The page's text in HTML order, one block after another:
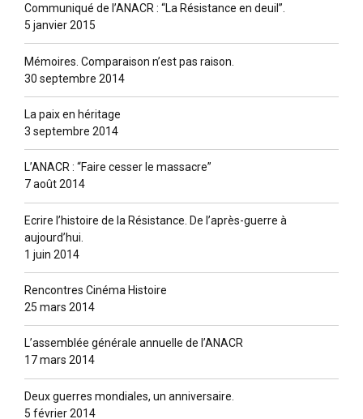
Communiqué de l’ANACR : “La Résistance en deuil”.
5 janvier 2015
Mémoires. Comparaison n’est pas raison.
30 septembre 2014
La paix en héritage
3 septembre 2014
L’ANACR : “Faire cesser le massacre”
7 août 2014
Ecrire l’histoire de la Résistance. De l’après-guerre à
aujourd’hui.
1 juin 2014
Rencontres Cinéma Histoire
25 mars 2014
L’assemblée générale annuelle de l’ANACR
17 mars 2014
Deux guerres mondiales, un anniversaire.
5 février 2014